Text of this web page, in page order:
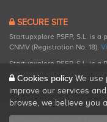
SECURE SITE
Startupxplore PSFP, S.L. is
CNMV (Registration No. 18).
Startupxplore PSFP, S.L. is
registered with CNMV for
Cookies policy We use
improve our services
browse, we believe you